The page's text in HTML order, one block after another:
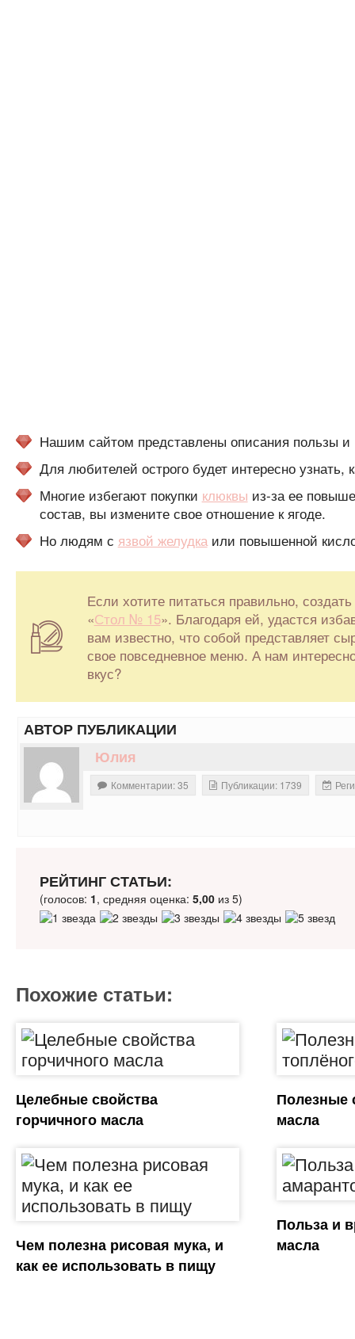
Нашим сайтом представлены описания пользы и
Для любителей острого будет интересно
Многие избегают покупки клюквы из-за ее
состав, вы измените свое отношение к ягоде.
Но людям с язвой желудкаили повышенной
Если хотите питаться правильно,
«Стол № 15». Благодаря ей, удастся
вам известно, что собой представляет
свое повседневное меню. А нам
вкус?
АВТОР ПУБЛИКАЦИИ
Юлия
Комментарии: 35 Публикации: 1739
РЕЙТИНГ СТАТЬИ:
(голосов: 1, средняя оценка: 5,00из 5)
Похожие статьи:
Целебные свойства
горчичного масла
Полезные
масла
Чем полезна рисовая мука, и
как ее использовать в пищу
Польза и
масла